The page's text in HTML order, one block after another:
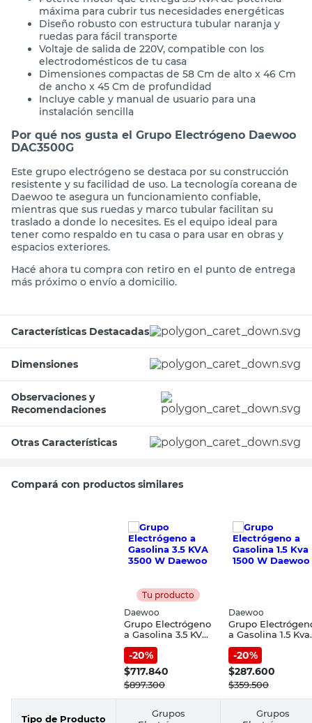
máxima para cubrir tus necesidades energéticas
Diseño robusto con estructura tubular naranja y
ruedas para fácil transporte
Voltaje de salida de 220V, compatible con los
electrodomésticos de tu casa
Dimensiones compactas de 58 Cm de alto x 46 Cm
de ancho x 45 Cm de profundidad
Incluye cable y manual de usuario para una
instalación sencilla
Por qué nos gusta el Grupo Electrógeno Daewoo
DAC3500G
Este grupo electrógeno se destaca por su construcción
resistente y su facilidad de uso. La tecnología coreana de
Daewoo te asegura un funcionamiento confiable,
mientras que sus ruedas y marco tubular facilitan su
traslado a donde lo necesites. Es el equipo ideal para
tener como respaldo en tu casa o para usar en obras y
espacios exteriores.
Hacé ahora tu compra con retiro en el punto de entrega
más próximo o envío a domicilio.
Características Destacadas
Dimensiones
Observaciones y
Recomendaciones
Otras Características
Compará con productos similares
Tu producto
Daewoo
Grupo Electrógeno
a Gasolina 3.5 KVA
3500 W Daewoo
-20%
$717.840
$897.300
Daewoo
Grupo
a Gasolina 1.5 Kva
1500 W Daewoo
-20%
$287.600
$359.500
Tipo de Producto
Grupos
Grupos